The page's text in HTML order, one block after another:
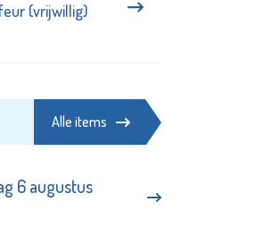
(vrijwillig)
Alle items
6 augustus